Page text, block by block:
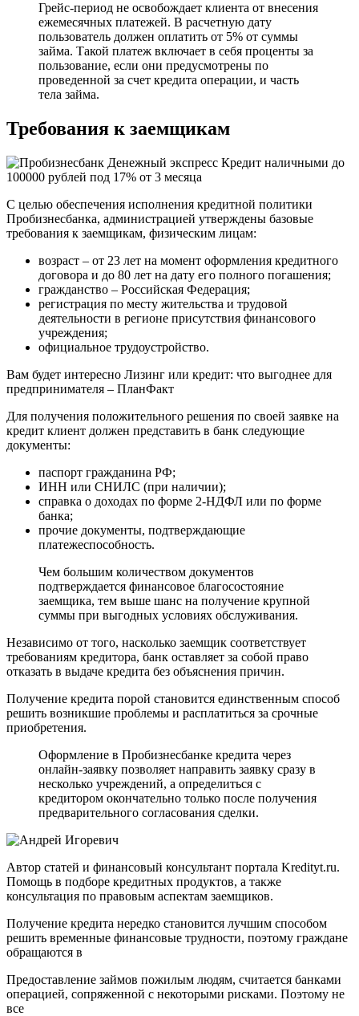
Грейс-период не освобождает клиента от внесения
ежемесячных платежей. В расчетную дату
пользователь должен оплатить от 5% от суммы
займа. Такой платеж включает в себя проценты за
пользование, если они предусмотрены по
проведенной за счет кредита операции, и часть
тела займа.
Требования к заемщикам
С целью обеспечения исполнения кредитной политики
Пробизнесбанка, администрацией утверждены базовые
требования к заемщикам, физическим лицам:
возраст – от 23 лет на момент оформления кредитного
договора и до 80 лет на дату его полного погашения;
гражданство – Российская Федерация;
регистрация по месту жительства и трудовой
деятельности в регионе присутствия финансового
учреждения;
официальное трудоустройство.
Вам будет интересно Лизинг или кредит: что выгоднее для
предпринимателя – ПланФакт
Для получения положительного решения по своей заявке на
кредит клиент должен представить в банк следующие
документы:
паспорт гражданина РФ;
ИНН или СНИЛС (при наличии);
справка о доходах по форме 2-НДФЛ или по форме
банка;
прочие документы, подтверждающие
платежеспособность.
Чем большим количеством документов
подтверждается финансовое благосостояние
заемщика, тем выше шанс на получение крупной
суммы при выгодных условиях обслуживания.
Независимо от того, насколько заемщик соответствует
требованиям кредитора, банк оставляет за собой право
отказать в выдаче кредита без объяснения причин.
Получение кредита порой становится единственным способ
решить возникшие проблемы и расплатиться за срочные
приобретения.
Оформление в Пробизнесбанке кредита через
онлайн-заявку позволяет направить заявку сразу в
несколько учреждений, а определиться с
кредитором окончательно только после получения
предварительного согласования сделки.
Автор статей и финансовый консультант портала Kredityt.ru.
Помощь в подборе кредитных продуктов, а также
консультация по правовым аспектам заемщиков.
Получение кредита нередко становится лучшим способом
решить временные финансовые трудности, поэтому граждане
обращаются в
Предоставление займов пожилым людям, считается банками
операцией, сопряженной с некоторыми рисками. Поэтому не
все